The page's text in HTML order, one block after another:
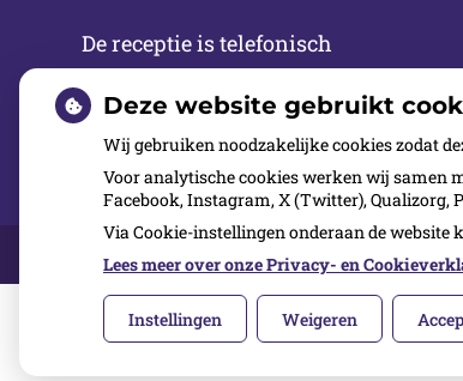
De receptie is telefonisch
bereikbaar van maandag tot en
met vrijdag tot 17:00 uur.
Over ons Inschrijven
Deze website gebruikt
Wij gebruiken noodzakelijke cookies zodat
Voor analytische cookies werken wij samen
Facebook, Instagram, X (Twitter), Qualizorg,
Via Cookie-instellingen onderaan de
Lees meer over onze Privacy- en
Instellingen Weigeren